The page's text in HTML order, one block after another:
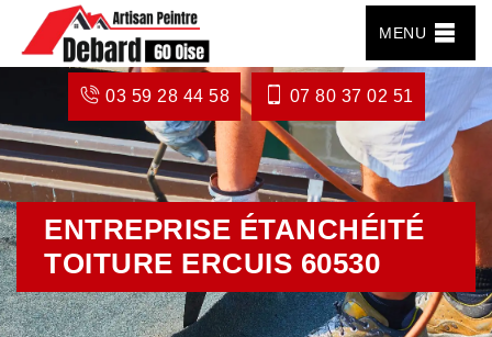
MENU
03 59 28 44 58 07 80 37 02 51
ENTREPRISE ÉTANCHÉITÉ
TOITURE ERCUIS 60530